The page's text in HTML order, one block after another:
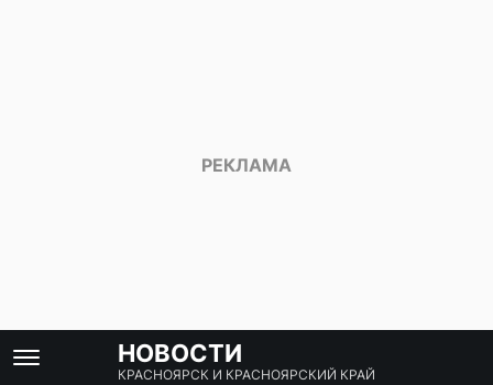
НОВОСТИ
КРАСНОЯРСК И КРАСНОЯРСКИЙ КРАЙ